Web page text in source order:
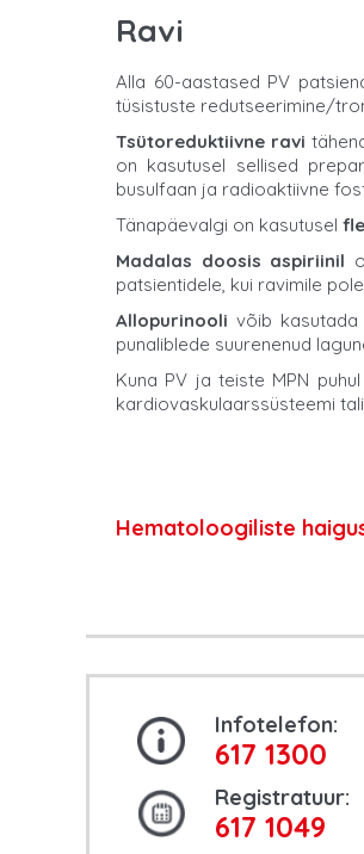
Ravi
Alla 60-aastased PV
tüsistuste redutseerimine/
Tsütoreduktiivne ravi
on kasutusel sellised
busulfaan ja radioaktiivne
Tänapäevalgi on kasutusel
Madalas doosis aspiriinil
patsientidele, kui ravimile
Allopurinoolivõib
punaliblede suurenenud
Kuna PV ja teiste MPN
kardiovaskulaarssüsteemi
Hematoloogiliste
Infotelefon:
617 1300
Registratuur:
617 1049